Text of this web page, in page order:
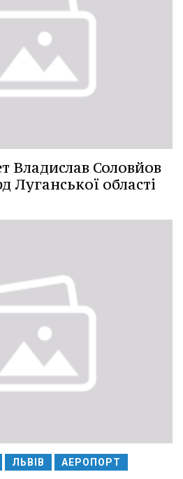
Владислав Соловйов
Луганської області
ЛЬВІВ АЕРОПОРТ